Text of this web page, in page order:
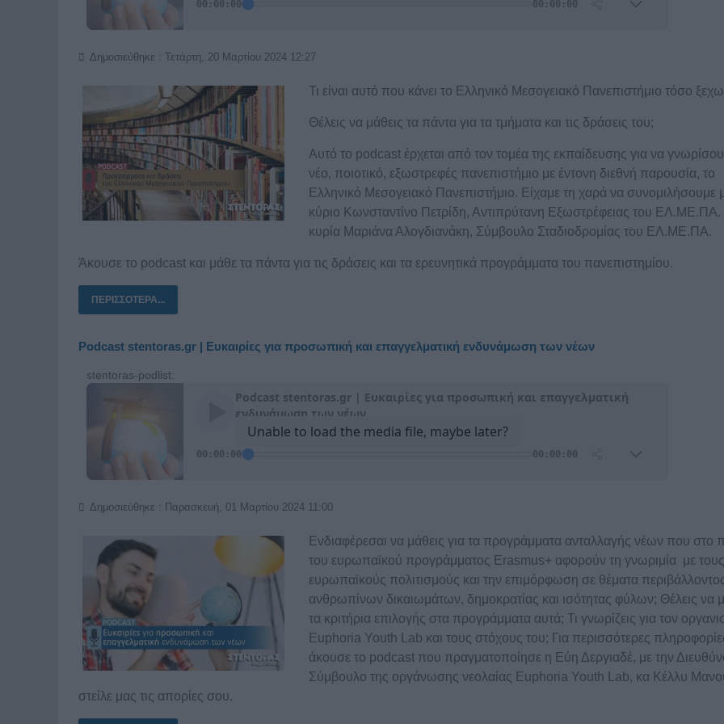
Δημοσιεύθηκε : Τετάρτη, 20 Μαρτίου 2024 12:27
Τι είναι αυτό που κάνει το Ελληνικό Μεσογειακό Πανεπιστήμιο τόσο
Θέλεις να μάθεις τα πάντα για τα τμήματα και τις δράσεις του;
Αυτό το podcast έρχεται από τον τομέα της εκπαίδευσης για να
νέο, ποιοτικό, εξωστρεφές πανεπιστήμιο με έντονη διεθνή παρουσία, το
Ελληνικό Μεσογειακό Πανεπιστήμιο. Είχαμε τη χαρά να συνομιλήσουμε
κύριο Κωνσταντίνο Πετρίδη, Αντιπρύτανη Εξωστρέφειας του ΕΛ.ΜΕ.ΠΑ.
κυρία Μαριάνα Αλογδιανάκη, Σύμβουλο Σταδιοδρομίας του ΕΛ.ΜΕ.ΠΑ.
Άκουσε το podcast και μάθε τα πάντα για τις δράσεις και τα ερευνητικά προγράμματα του πανεπιστημίου.
ΠΕΡΙΣΣΌΤΕΡΑ...
Podcast stentoras.gr | Ευκαιρίες για προσωπική και επαγγελματική ενδυνάμωση των νέων
stentoras-podlist:
Δημοσιεύθηκε : Παρασκευή, 01 Μαρτίου 2024 11:00
Ενδιαφέρεσαι να μάθεις για τα προγράμματα ανταλλαγής νέων που στο
του ευρωπαϊκού προγράμματος Erasmus+ αφορούν τη γνωριμία με τους
ευρωπαϊκούς πολιτισμούς και την επιμόρφωση σε θέματα
ανθρωπίνων δικαιωμάτων, δημοκρατίας και ισότητας φύλων; Θέλεις να
τα κριτήρια επιλογής στα προγράμματα αυτά; Τι γνωρίζεις για τον
Euphoria Youth Lab και τους στόχους του; Για περισσότερες
άκουσε το podcast που πραγματοποίησε η Εύη Δεργιαδέ, με την
Σύμβουλο της οργάνωσης νεολαίας Euphoria Youth Lab, κα Κέλλυ
στείλε μας τις απορίες σου.